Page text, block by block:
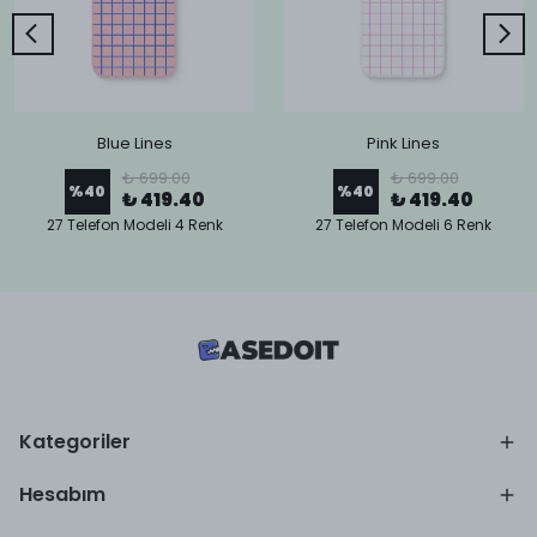
Blue Lines
%40
₺ 699.00
₺ 419.40
27 Telefon Modeli 4 Renk
Pink Lines
%40
₺ 699.00
₺ 419.40
27 Telefon Modeli 6 Renk
Kategoriler
Hesabım